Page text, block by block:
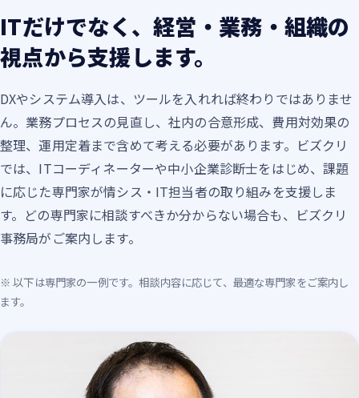
ITだけでなく、経営・業務・組織の
視点から支援します。
DXやシステム導入は、ツールを入れれば終わりではありませ
ん。業務プロセスの見直し、社内の合意形成、費用対効果の
整理、運用定着まで含めて考える必要があります。ビズクリ
では、ITコーディネーターや中小企業診断士をはじめ、課題
に応じた専門家が情シス・IT担当者の取り組みを支援しま
す。どの専門家に相談すべきか分からない場合も、ビズクリ
事務局がご案内します。
※ 以下は専門家の一例です。相談内容に応じて、最適な専門家をご案内し
ます。